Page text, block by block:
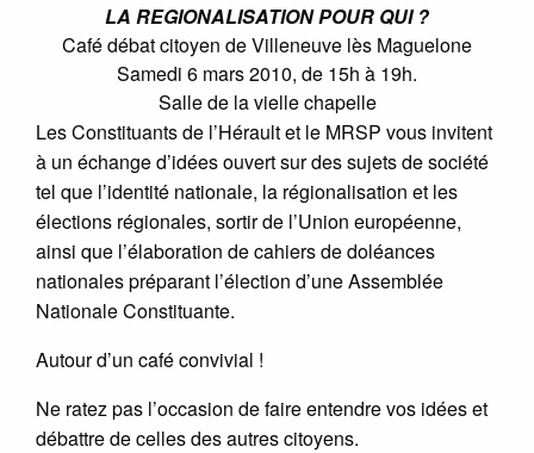
LA REGIONALISATION POUR QUI ?
Café débat citoyen de Villeneuve lès Maguelone
Samedi 6 mars 2010, de 15h à 19h.
Salle de la vielle chapelle
Les Constituants de l’Hérault et le MRSP vous invitent
à un échange d’idées ouvert sur des sujets de société
tel que l’identité nationale, la régionalisation et les
élections régionales, sortir de l’Union européenne,
ainsi que l’élaboration de cahiers de doléances
nationales préparant l’élection d’une Assemblée
Nationale Constituante.
Autour d’un café convivial !
Ne ratez pas l’occasion de faire entendre vos idées et
débattre de celles des autres citoyens.